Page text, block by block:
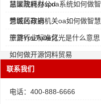
慧医院耗材spd
吕梁政府办公oa系统如何做智
慧医药存销
秀城区政府机关oa如何做智慧
旅游行业标准化
干货YouTube灯光是什么意思
如何做开源饲料贸易
联系我们
电话：400-888-6666